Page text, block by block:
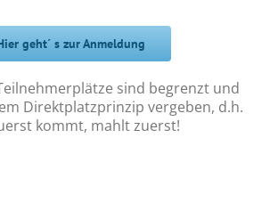
geht´ s zur Anmeldung
sind begrenzt und
Direktplatzprinzip vergeben, d.h.
kommt, mahlt zuerst!